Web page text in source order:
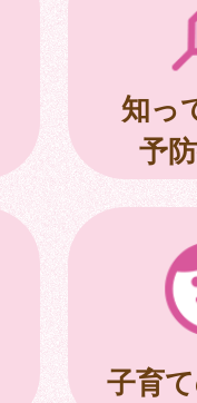
知っ
予
子育